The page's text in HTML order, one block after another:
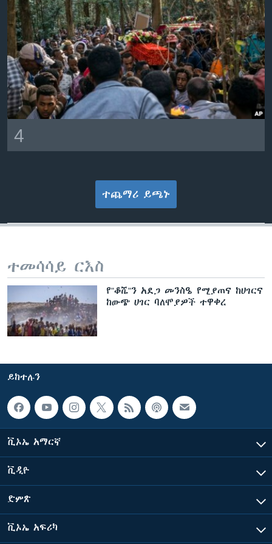
4
ተጨማሪ ይጫኑ
ተመሳሳይ ርእስ
የ"ቆሼ"ን አደጋ መንስዔ የሚያጠና ከሀገርና
ከውጭ ሀገር ባለሞያዎች ተዋቀረ
ይከተሉን
ቪኦኤ አማርኛ
ቪዲዮ
ድምጽ
ቪኦኤ አፍሪካ